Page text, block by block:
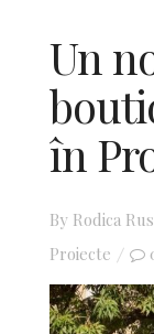
Un
în
By Rodica
Proiecte